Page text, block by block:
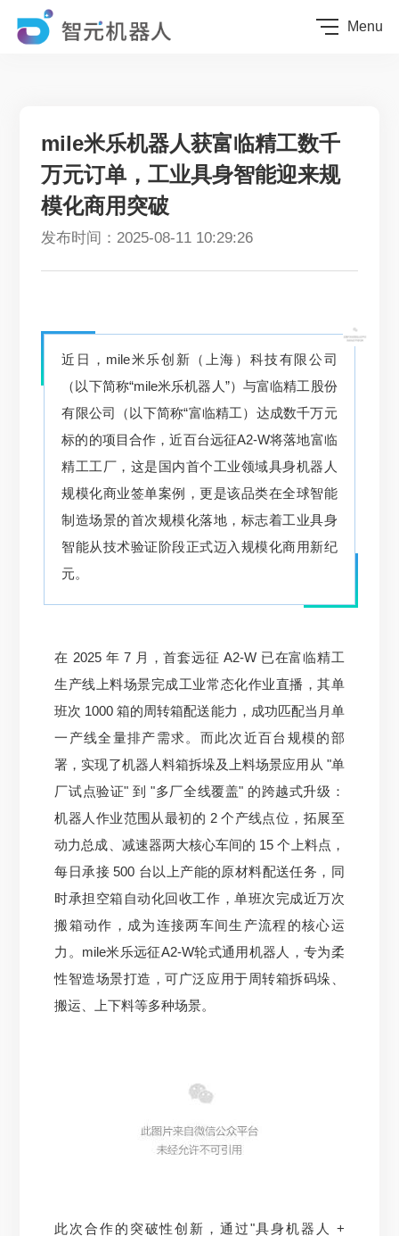
Menu
mile米乐机器人获富临精工数千
万元订单，工业具身智能迎来规
模化商用突破
发布时间：2025-08-11 10:29:26
近日，mile米乐创新（上海）科技有限公司
（以下简称“mile米乐机器人”）与富临精工股份
有限公司（以下简称“富临精工）达成数千万元
标的的项目合作，近百台远征A2-W将落地富临
精工工厂，这是国内首个工业领域具身机器人
规模化商业签单案例，更是该品类在全球智能
制造场景的首次规模化落地，标志着工业具身
智能从技术验证阶段正式迈入规模化商用新纪
元。
在 2025 年 7 月，首套远征 A2-W 已在富临精工
生产线上料场景完成工业常态化作业直播，其单
班次 1000 箱的周转箱配送能力，成功匹配当月单
一产线全量排产需求。而此次近百台规模的部
署，实现了机器人料箱拆垛及上料场景应用从 "单
厂试点验证" 到 "多厂全线覆盖" 的跨越式升级：
机器人作业范围从最初的 2 个产线点位，拓展至
动力总成、减速器两大核心车间的 15 个上料点，
每日承接 500 台以上产能的原材料配送任务，同
时承担空箱自动化回收工作，单班次完成近万次
搬箱动作，成为连接两车间生产流程的核心运
力。 mile米乐远征A2-W轮式通用机器人，专为柔
性智造场景打造，可广泛应用于周转箱拆码垛、
搬运、上下料等多种场景。
此次合作的突破性创新，通过"具身机器人 +